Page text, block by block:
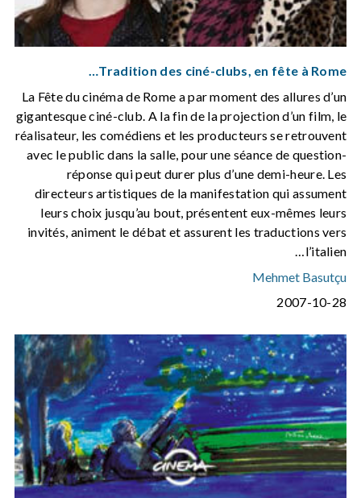
Tradition des ciné-clubs, en fête à Rome…
La Fête du cinéma de Rome a par moment des allures d’un
gigantesque ciné-club. A la fin de la projection d’un film, le
réalisateur, les comédiens et les producteurs se retrouvent
avec le public dans la salle, pour une séance de question-
réponse qui peut durer plus d’une demi-heure. Les
directeurs artistiques de la manifestation qui assument
leurs choix jusqu’au bout, présentent eux-mêmes leurs
invités, animent le débat et assurent les traductions vers
l’italien…
Mehmet Basutçu
2007-10-28